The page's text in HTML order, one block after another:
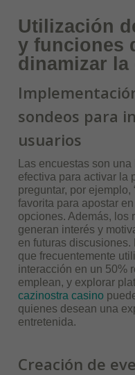
Utilización
y funciones
dinamizar la
sondeos para
usuarios
Las encuestas son
efectiva para activar la
preguntar, por ejemplo,
favorita para apostar
opciones. Además, los
generan interés y
en futuras
que frecuentemente
interacción en un 50%
emplean, y explorar
cazinostra casino
quienes desean una
entretenida.
Creación de